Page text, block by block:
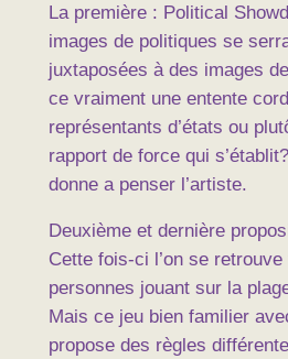
La première : Political
images de politiques se
juxtaposées à des images
ce vraiment une entente
représentants d’états ou
rapport de force qui
donne a penser l’artiste.
Deuxième et dernière
Cette fois-ci l’on se
personnes jouant sur la
Mais ce jeu bien familier
propose des règles